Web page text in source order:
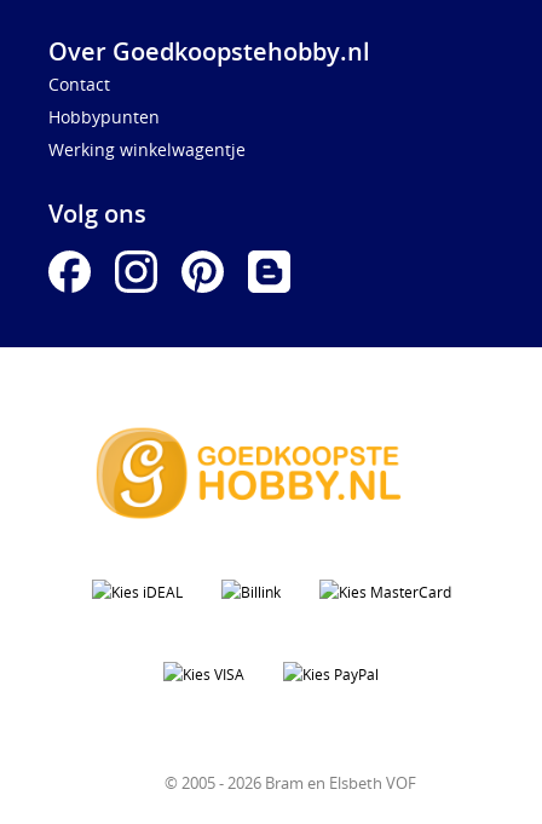
Over Goedkoopstehobby.nl
Contact
Hobbypunten
Werking winkelwagentje
Volg ons
© 2005 - 2026 Bram en Elsbeth VOF